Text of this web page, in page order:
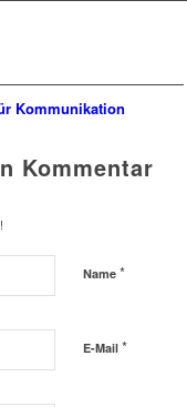
Kommentar
Name *
E-Mail *